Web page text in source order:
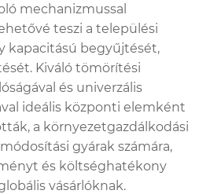
mechanizmussal
teszi a települési
kapacitású begyűjtését,
Kiváló tömörítési
és univerzális
ideális központi elemként
a környezetgazdálkodási
gyárak számára,
és költséghatékony
vásárlóknak.